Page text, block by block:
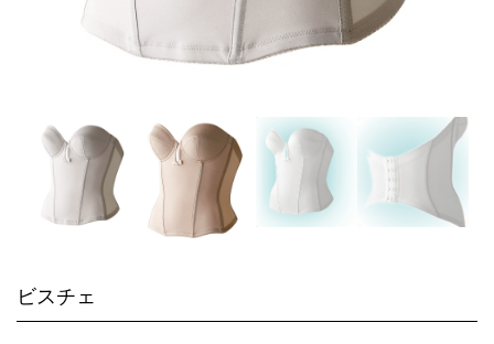
ビスチェ